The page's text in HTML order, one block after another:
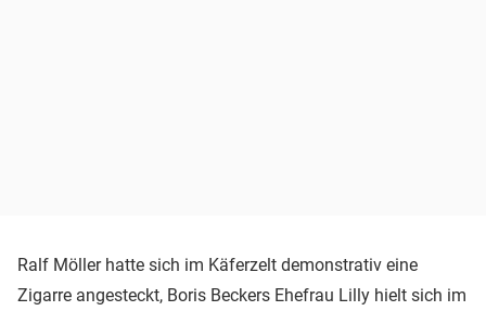
Ralf Möller hatte sich im Käferzelt demonstrativ eine
Zigarre angesteckt, Boris Beckers Ehefrau Lilly hielt sich im